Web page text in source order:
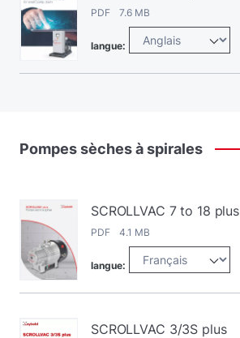
PDF 7.6 MB
langue:
Pompessèchesàspirales
SCROLLVAC 7 to 18 plus
PDF 4.1 MB
langue:
SCROLLVAC 3/3S plus